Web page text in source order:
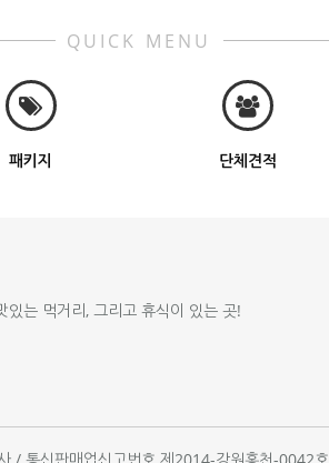
QUICK MENU
패키지 단체견적
는 먹거리, 그리고 휴식이 있는 곳!